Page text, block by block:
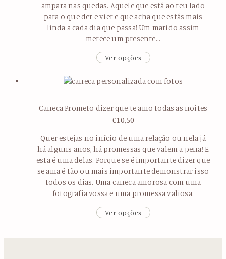
ampara nas quedas. Aquele que está ao teu lado
para o que der e vier e que acha que estás mais
linda a cada dia que passa! Um marido assim
merece um presente…
Ver opções
Caneca Prometo dizer que te amo todas as noites
€10,50
Quer estejas no início de uma relação ou nela já
há alguns anos, há promessas que valem a pena! E
esta é uma delas. Porque se é importante dizer que
se ama é tão ou mais importante demonstrar isso
todos os dias. Uma caneca amorosa com uma
fotografia vossa e uma promessa valiosa.
Ver opções